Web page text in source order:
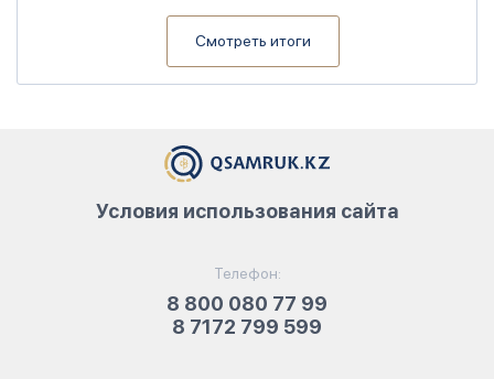
Смотреть итоги
Телефон:
8 800 080 77 99
8 7172 799 599
Условия использования сайта